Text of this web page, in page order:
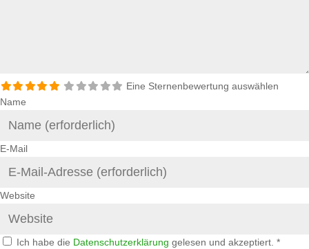
Eine Sternenbewertung auswählen
Name
E-Mail
Website
Ich habe die Datenschutzerklärung gelesen und akzeptiert. *